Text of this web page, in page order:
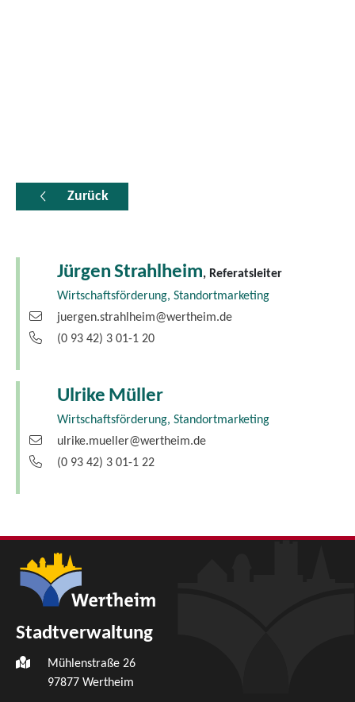
Zurück
JürgenStrahlheim, Referatsleiter
Wirtschaftsförderung, Standortmarketing
juergen.strahlheim@wertheim.de
(0 93 42) 3 01-1 20
Ulrike Müller
Wirtschaftsförderung, Standortmarketing
ulrike.mueller@wertheim.de
(0 93 42) 3 01-1 22
Stadtverwaltung
Mühlenstraße 26
97877 Wertheim